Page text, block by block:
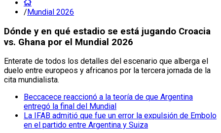
/Mundial 2026
Dónde y en qué estadio se está jugando Croacia
vs. Ghana por el Mundial 2026
Enterate de todos los detalles del escenario que alberga el
duelo entre europeos y africanos por la tercera jornada de la
cita mundialista.
Beccacece reaccionó a la teoría de que Argentina
entregó la final del Mundial
La IFAB admitió que fue un error la expulsión de Embolo
en el partido entre Argentina y Suiza